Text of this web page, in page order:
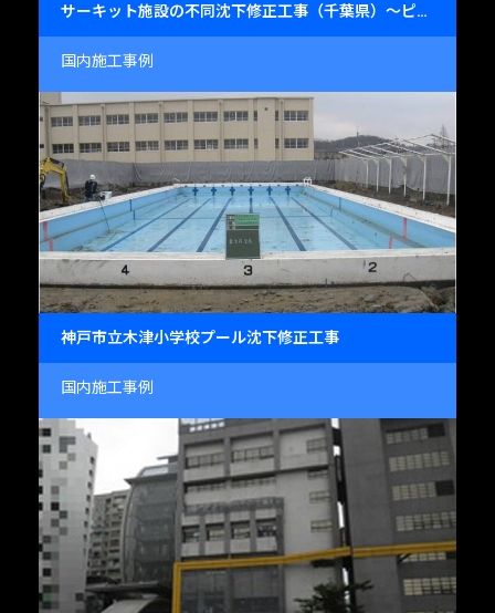
サーキット施設の不同沈下修正工事（千葉県）～ピット・ピットロードの精密レベル復元～
国内施工事例
神戸市立木津小学校プール沈下修正工事
国内施工事例